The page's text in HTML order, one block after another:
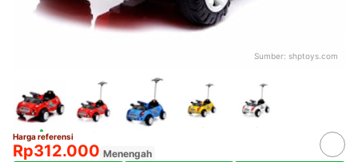
Sumber: shptoys.com
Harga referensi
Rp312.000 Menengah